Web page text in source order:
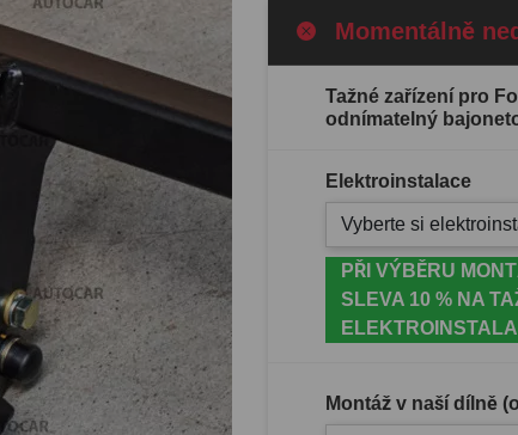
Momentálně
Tažné zařízení pro
odnímatelný
Elektroinstalace
Vyberte si
PŘI VÝBĚRU
SLEVA 10 % NA
Montáž v naší dílně